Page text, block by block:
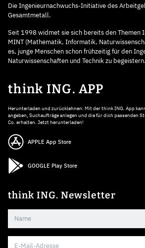
Die Ingenieurnachwuchs-Initiative des
Gesamtmetall.
Seit 1998 widmet sie sich bereits den Themen
MINT (Mathematik, Informatik,
es, junge Menschen schon frühzeitig für den
Naturwissenschaften und Technik zu begeistern.
think ING. APP
Herunterladen und zurücklehnen: Mit der think ING. App
angeben, Suchaufträge anlegen und die für dich passenden
Co. erhalten. Jetzt herunterladen!
APPLE App Store
GOOGLE Play Store
think ING. Newsletter